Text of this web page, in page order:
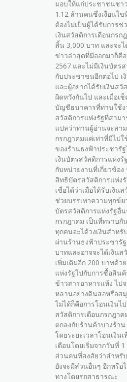
มอบให้แก่ประชาชนชา
1.12 ล้านคนซึ่งเงื่อนไข
ต้องไม่เป็นผู้ได้รับการช่
เงินสวัสดิการเดือนกร
สิ้น 3,000 บาท และจะ
ข่าวล่าสุดที่มีออกมาก็คื
2567 และไม่มีเงินบัตร
กับประชาชนอีกต่อไป เ
และผู้อยากได้รับเงินสวั
ผิดหวังกันไป และเมื่อเ
บัญชีธนาคารที่ท่านใช้ง
สวัสดิการแห่งรัฐที่สาม
แปลว่าท่านผู้อ่านจะสา
กรกฎาคมแค่เท่าที่มีไป
ของร้านธงฟ้าประชารั
เงินบัตรสวัสดิการแห่งรั
กับหน่วยงานที่เกี่ยวข้อง
สิทธิบัตรสวัสดิการแห่ง
เชื่อได้ว่าเมื่อได้รับเงิน
ช่วยบรรเทาความทุกข์ย
บัตรสวัสดิการแห่งรัฐอื่
กรกฎาคม เป็นที่ทราบ
ทุกคนจะได้วงเงินสำห
ผ่านร้านธงฟ้าประชารั
บาทและอาจจะได้เงิน
เพิ่มเติมอีก 200 บาทด้
แห่งรัฐไปกับการซื้อสินค้
ข้าวสารอาหารแห้ง ไป
หลานอย่างดินสอหรือส
ไม่ได้ก็คือการโอนเงินไ
สวัสดิการเดือนกรกฎา
ตกลงกับร้านค้าบางร้าน
โดยระยะเวลาโอนเงิน
เดือนโดยเริ่มจากวันที่
ส่วนคนที่สงสัยว่าสำหรั
ยังจะมีส่วนอื่นๆ อีกหรือ
ทางโดยรถสาธารณะ